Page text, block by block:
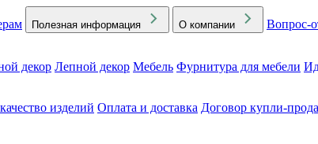
Полезная информация О компании Вопрос-
декор Лепной декор Мебель Фурнитура для мебели
изделий Оплата и доставка Договор купли-